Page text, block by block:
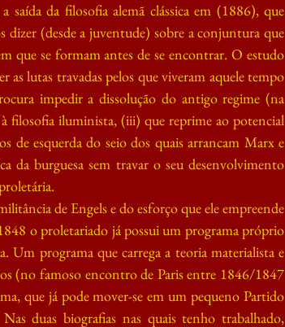
saída da filosofia alemã clássica em (1886), que
(desde a juventude) sobre a conjuntura que
que se formam antes de se encontrar. O estudo
lutas travadas pelos que viveram aquele tempo
impedir a dissolução do antigo regime (na
filosofia iluminista, (iii) que reprime ao potencial
de esquerda do seio dos quais arrancam Marx e
da burguesa sem travar o seu desenvolvimento
de Engels e do esforço que ele empreende
o proletariado já possui um programa próprio
Um programa que carrega a teoria materialista e
(no famoso encontro de Paris entre 1846/1847
que já pode mover-se em um pequeno Partido
duas biografias nas quais tenho trabalhado,